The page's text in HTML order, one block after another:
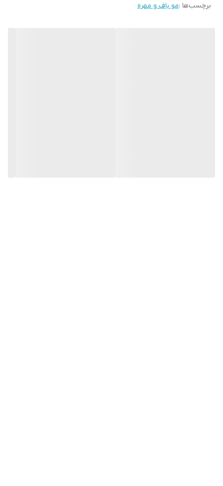
برچسب‌ها :مو باف و مهره